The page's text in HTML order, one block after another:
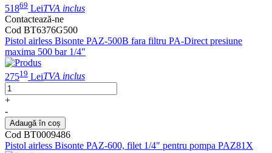
51869 LeiTVA inclus
Contactează-ne
Cod BT6376G500
Pistol airless Bisonte PAZ-500B fara filtru PA-Direct presiune
maxima 500 bar 1/4"
27519 LeiTVA inclus
+
-
Adaugă în coș
Cod BT0009486
Pistol airless Bisonte PAZ-600, filet 1/4" pentru pompa PAZ81X